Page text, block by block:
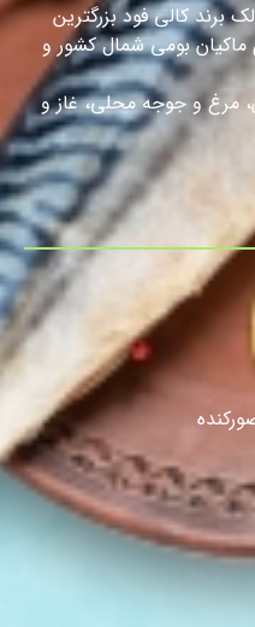
کالی فود بزرگترین
ماکیان بومی شمال کشور و
مرغ و جوجه محلی، غاز و